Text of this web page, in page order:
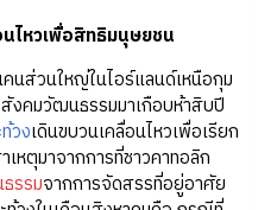
ไหวเพื่อสิทธิมนุษยชน
นส่วนใหญ่ในไอร์แลนด์เหนือกุม
งคมวัฒนธรรมมาเกือบห้าสิบปี
วงเดินขบวนเคลื่อนไหวเพื่อเรียก
เหตุมาจากการที่ชาวคาทอลิก
รรมจากการจัดสรรที่อยู่อาศัย